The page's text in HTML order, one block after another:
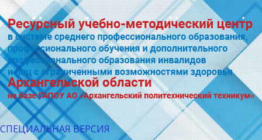
СПЕЦИАЛЬНАЯ ВЕРСИЯ